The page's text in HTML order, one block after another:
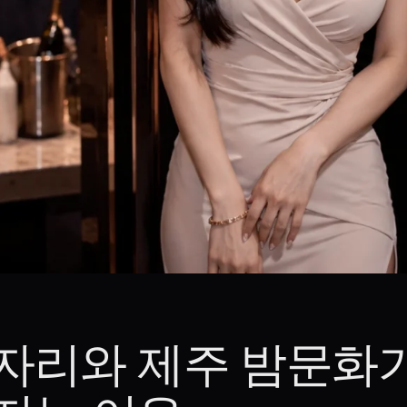
리와 제주 밤문화